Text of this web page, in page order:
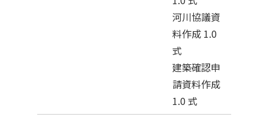
河川協議資
料作成 1.0
式
建築確認申
請資料作成
1.0 式